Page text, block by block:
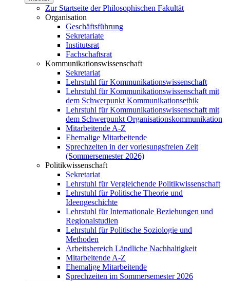
Zur Startseite der Philosophischen Fakultät
Organisation
Geschäftsführung
Sekretariate
Institutsrat
Fachschaftsrat
Kommunikationswissenschaft
Sekretariat
Lehrstuhl für Kommunikationswissenschaft
Lehrstuhl für Kommunikationswissenschaft mit
dem Schwerpunkt Kommunikationsethik
Lehrstuhl für Kommunikationswissenschaft mit
dem Schwerpunkt Organisationskommunikation
Mitarbeitende A-Z
Ehemalige Mitarbeitende
Sprechzeiten in der vorlesungsfreien Zeit
(Sommersemester 2026)
Politikwissenschaft
Sekretariat
Lehrstuhl für Vergleichende Politikwissenschaft
Lehrstuhl für Politische Theorie und
Ideengeschichte
Lehrstuhl für Internationale Beziehungen und
Regionalstudien
Lehrstuhl für Politische Soziologie und
Methoden
Arbeitsbereich Ländliche Nachhaltigkeit
Mitarbeitende A-Z
Ehemalige Mitarbeitende
Sprechzeiten im Sommersemester 2026